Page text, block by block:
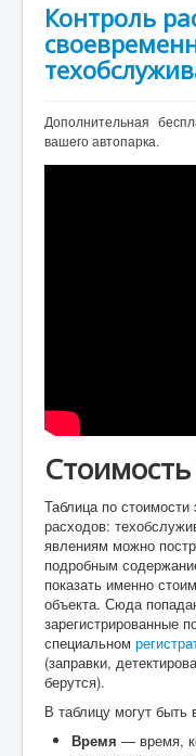
Контроль
Дополнительная
вашего автопарка.
Стоимость
Таблица по
расходов:
явлениям можно
подробным
показать именно
объекта. Сюда
зарегистрированные
специальном
(заправки,
берутся).
В таблицу могут
Время — время,